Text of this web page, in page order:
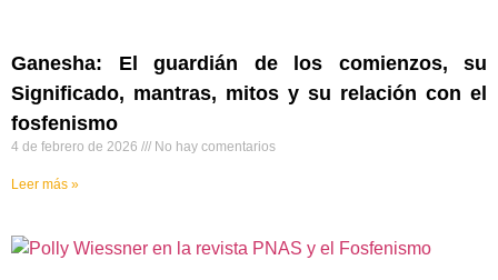
Ganesha: El guardián de los comienzos, su
Significado, mantras, mitos y su relación con el
fosfenismo
4 de febrero de 2026 No hay comentarios
Leer más »